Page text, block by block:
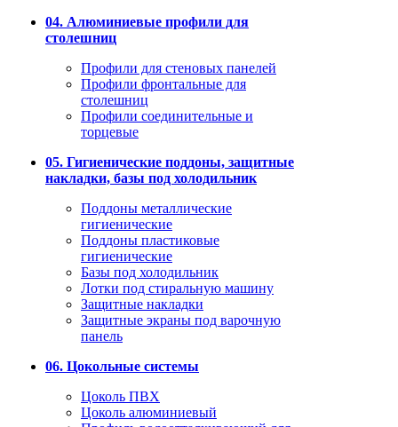
04. Алюминиевые профили для
столешниц
Профили для стеновых панелей
Профили фронтальные для
столешниц
Профили соединительные и
торцевые
05. Гигиенические поддоны, защитные
накладки, базы под холодильник
Поддоны металлические
гигиенические
Поддоны пластиковые
гигиенические
Базы под холодильник
Лотки под стиральную машину
Защитные накладки
Защитные экраны под варочную
панель
06. Цокольные системы
Цоколь ПВХ
Цоколь алюминиевый